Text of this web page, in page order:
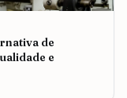
de
e